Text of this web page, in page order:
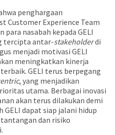
penghargaan
Customer Experience Team
nasabah kepada GELI
tercipta antar-stakeholderdi
menjadi motivasi GELI
meningkatkan kinerja
GELI terus berpegang
, yang menjadikan
utama. Berbagai inovasi
akan terus dilakukan demi
GELI dapat siap jalani hidup
dan risiko